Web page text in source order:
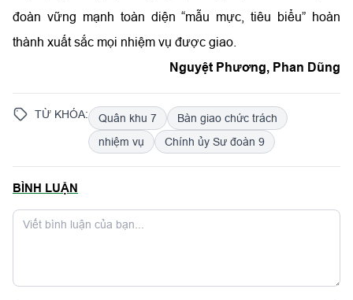
đoàn vững mạnh toàn diện “mẫu mực, tiêu biểu” hoàn
thành xuất sắc mọi nhiệm vụ được giao.
Nguyệt Phương, Phan Dũng
TỪ KHÓA: Quân khu 7
Bàn giao chức trách
nhiệm vụ
Chính ủy Sư đoàn 9
BÌNH LUẬN